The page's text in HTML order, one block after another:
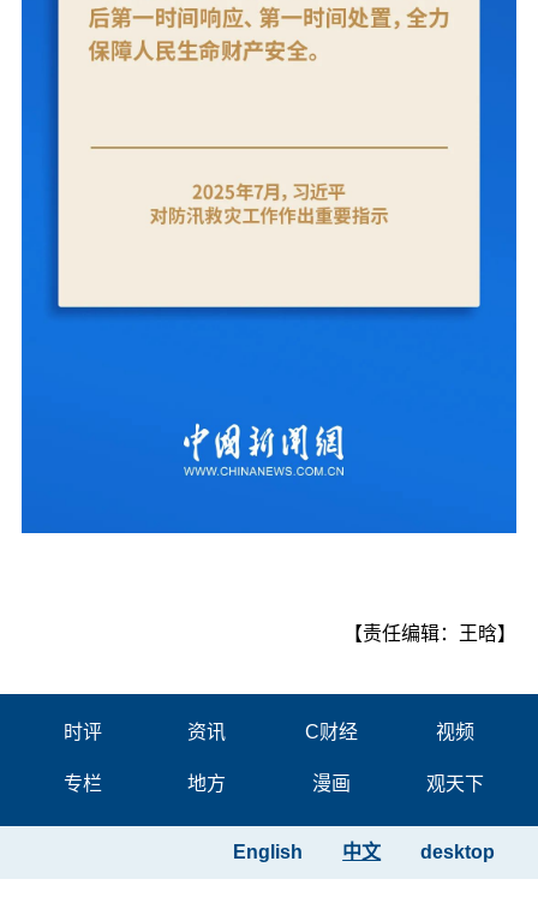
【责任编辑：王晗】
时评 资讯 C财经 视频
专栏 地方 漫画 观天下
desktop
中文
English